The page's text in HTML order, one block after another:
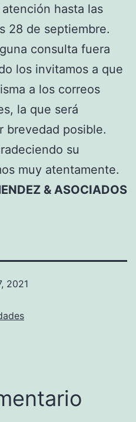
hasta las
28 de septiembre.
consulta fuera
los invitamos a que
a los correos
la que será
brevedad posible.
su
muy atentamente.
& ASOCIADOS
2021